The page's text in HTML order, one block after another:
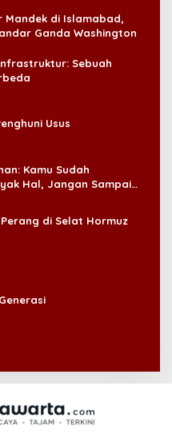
Mandek di Islamabad,
Ganda Washington
Sebuah
Usus
Kamu Sudah
Hal, Jangan Sampai
di Selat Hormuz